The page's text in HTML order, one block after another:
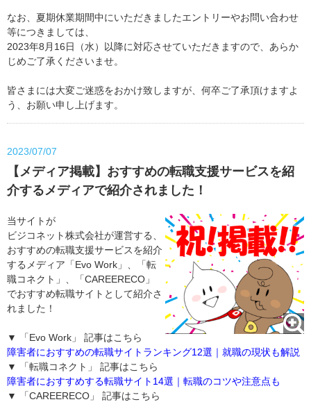
なお、夏期休業期間中にいただきましたエントリーやお問い合わせ
等につきましては、
2023年8月16日（水）以降に対応させていただきますので、あらか
じめご了承くださいませ。
皆さまには大変ご迷惑をおかけ致しますが、何卒ご了承頂けますよ
う、お願い申し上げます。
2023/07/07
【メディア掲載】おすすめの転職支援サービスを紹
介するメディアで紹介されました！
当サイトが
ビジコネット株式会社が運営する、
おすすめの転職支援サービスを紹介
するメディア「Evo Work」、「転
職コネクト」、「CAREERECO」
でおすすめ転職サイトとして紹介さ
れました！
▼ 「Evo Work」 記事はこちら
障害者におすすめの転職サイトランキング12選｜就職の現状も解説
▼ 「転職コネクト」 記事はこちら
障害者におすすめする転職サイト14選｜転職のコツや注意点も
▼ 「CAREERECO」 記事はこちら